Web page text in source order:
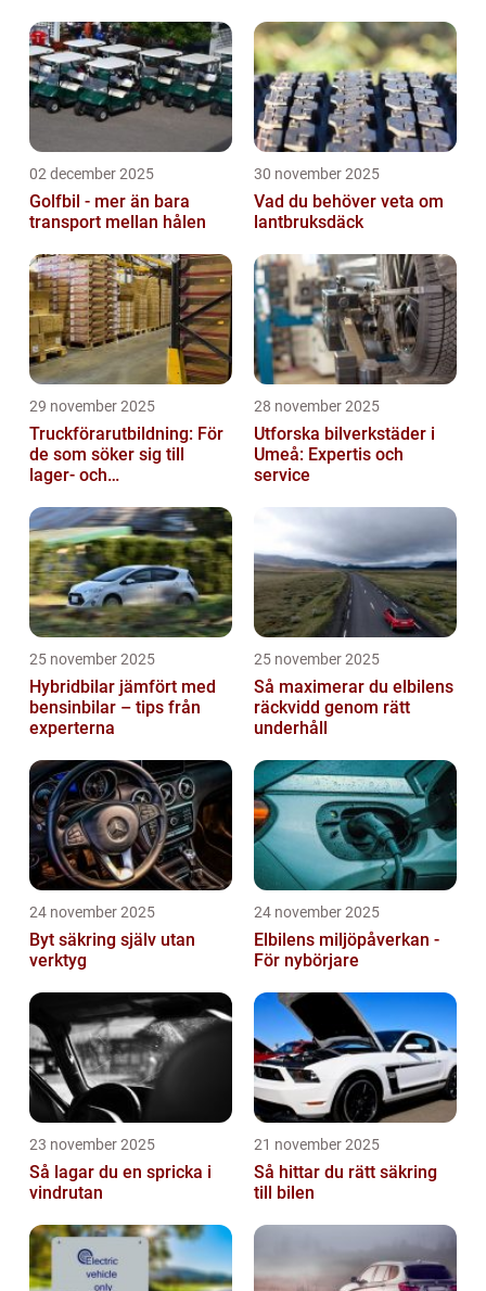
02 december 2025
Golfbil - mer än bara
transport mellan hålen
30 november 2025
Vad du behöver veta om
lantbruksdäck
29 november 2025
Truckförarutbildning: För
de som söker sig till
lager- och
28 november 2025
Utforska bilverkstäder i
Umeå: Expertis och
service
25 november 2025
Hybridbilar jämfört med
bensinbilar – tips från
experterna
25 november 2025
Så maximerar du elbilens
räckvidd genom rätt
underhåll
24 november 2025
Byt säkring själv utan
verktyg
24 november 2025
Elbilens miljöpåverkan -
För nybörjare
23 november 2025
Så lagar du en spricka i
vindrutan
21 november 2025
Så hittar du rätt säkring
till bilen